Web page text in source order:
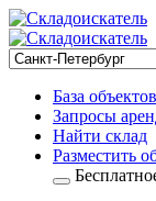
База объектов
Запросы
Найти склад
Разместить